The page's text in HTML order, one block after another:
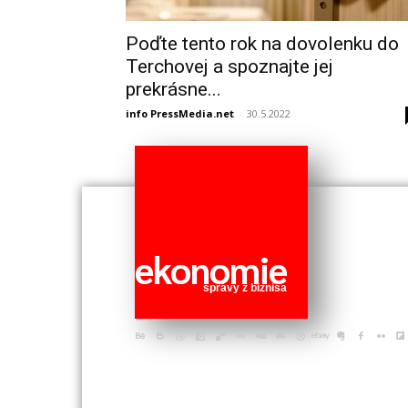
Poďte tento rok na dovolenku do
Terchovej a spoznajte jej
prekrásne...
info PressMedia.net - 30.5.2022
ekonomie
správy z biznisa